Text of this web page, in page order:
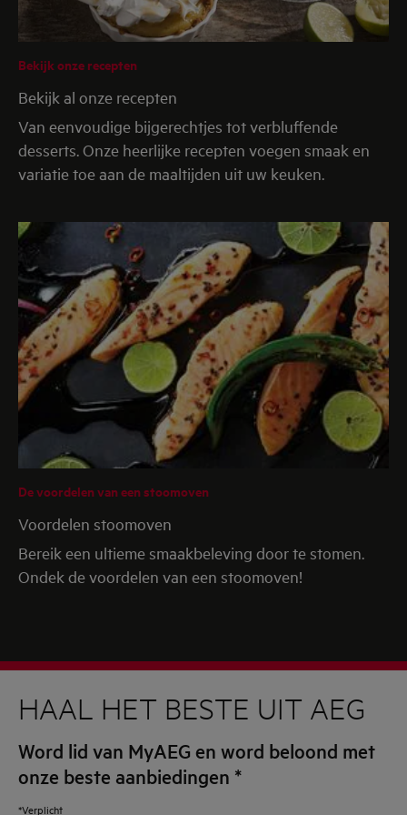
om zelf te maken. Bak rode paprika's op 230°C tot ze
zacht zijn. Schil ze, verwijder de zaadjes en kook
daarna het vruchtvlees met gehakte ui, knoflook,
chilipoeder, zout, peper en een scheutje azijn tot een
dikke saus.
Serveertip
Serveer metgestoomde rijsten een frisse, knapperige
Bekijk onze recepten
Bekijk al onze recepten
Van eenvoudige bijgerechtjes tot verbluffende
desserts. Onze heerlijke recepten voegen smaak en
variatie toe aan de maaltijden uit uw keuken.
De voordelen van een stoomoven
Voordelen stoomoven
Bereik een ultieme smaakbeleving door te stomen.
Ondek de voordelen van een stoomoven!
HAAL HET BESTE UIT AEG
Word lid van MyAEG en word beloond met
onze beste aanbiedingen *
*Verplicht